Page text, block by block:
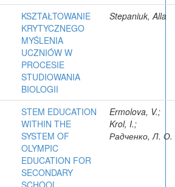
KSZTAŁTOWANIE
KRYTYCZNEGO
MYŚLENIA
UCZNIÓW W
PROCESIE
STUDIOWANIA
BIOLOGII
Stepaniuk, Alla
STEM EDUCATION
WITHIN THE
SYSTEM OF
OLYMPIC
EDUCATION FOR
SECONDARY
SCHOOL
Ermolova, V.;
Krol, I.;
Радченко, Л. О.